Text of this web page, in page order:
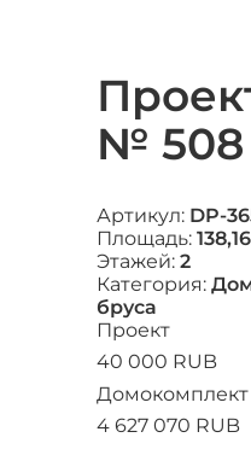
№ 508
Артикул: DP-
Площадь:
Этажей: 2
Категория:
бруса
Проект
40 000 RUB
Домокомплект
4 627 070 RUB